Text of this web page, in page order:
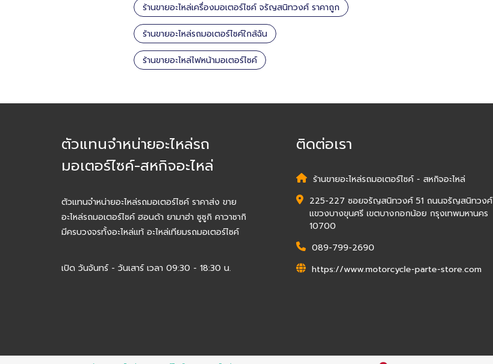
ร้านขายอะไหล่เครื่องมอเตอร์ไซค์ จรัญสนิทวงศ์ ราคาถูก
ร้านขายอะไหล่รถมอเตอร์ไซค์ใกล้ฉัน
ร้านขายอะไหล่ไฟหน้ามอเตอร์ไซค์
ตัวแทนจำหน่ายอะไหล่รถ
มอเตอร์ไซค์-สหกิจอะไหล่
ตัวแทนจำหน่ายอะไหล่รถมอเตอร์ไซค์ ราคาส่ง ขาย
อะไหล่รถมอเตอร์ไซค์ ฮอนด้า ยามาฮ่า ซูซูกิ คาวาซากิ
มีครบวงจรทั้งอะไหล่แท้ อะไหล่เทียมรถมอเตอร์ไซค์
เปิด วันจันทร์ - วันเสาร์ เวลา 09:30 - 18:30 น.
ติดต่อเรา
ร้านขายอะไหล่รถมอเตอร์ไซค์ - สหกิจอะไหล่
225-227 ซอยจรัญสนิทวงศ์ 51 ถนนจรัญสนิทวงศ์
แขวงบางขุนศรี เขตบางกอกน้อย กรุงเทพมหานคร
10700
089-799-2690
https://www.motorcycle-parte-store.com